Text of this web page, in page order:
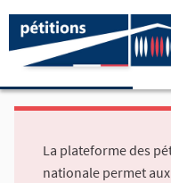
La plateforme des
nationale permet